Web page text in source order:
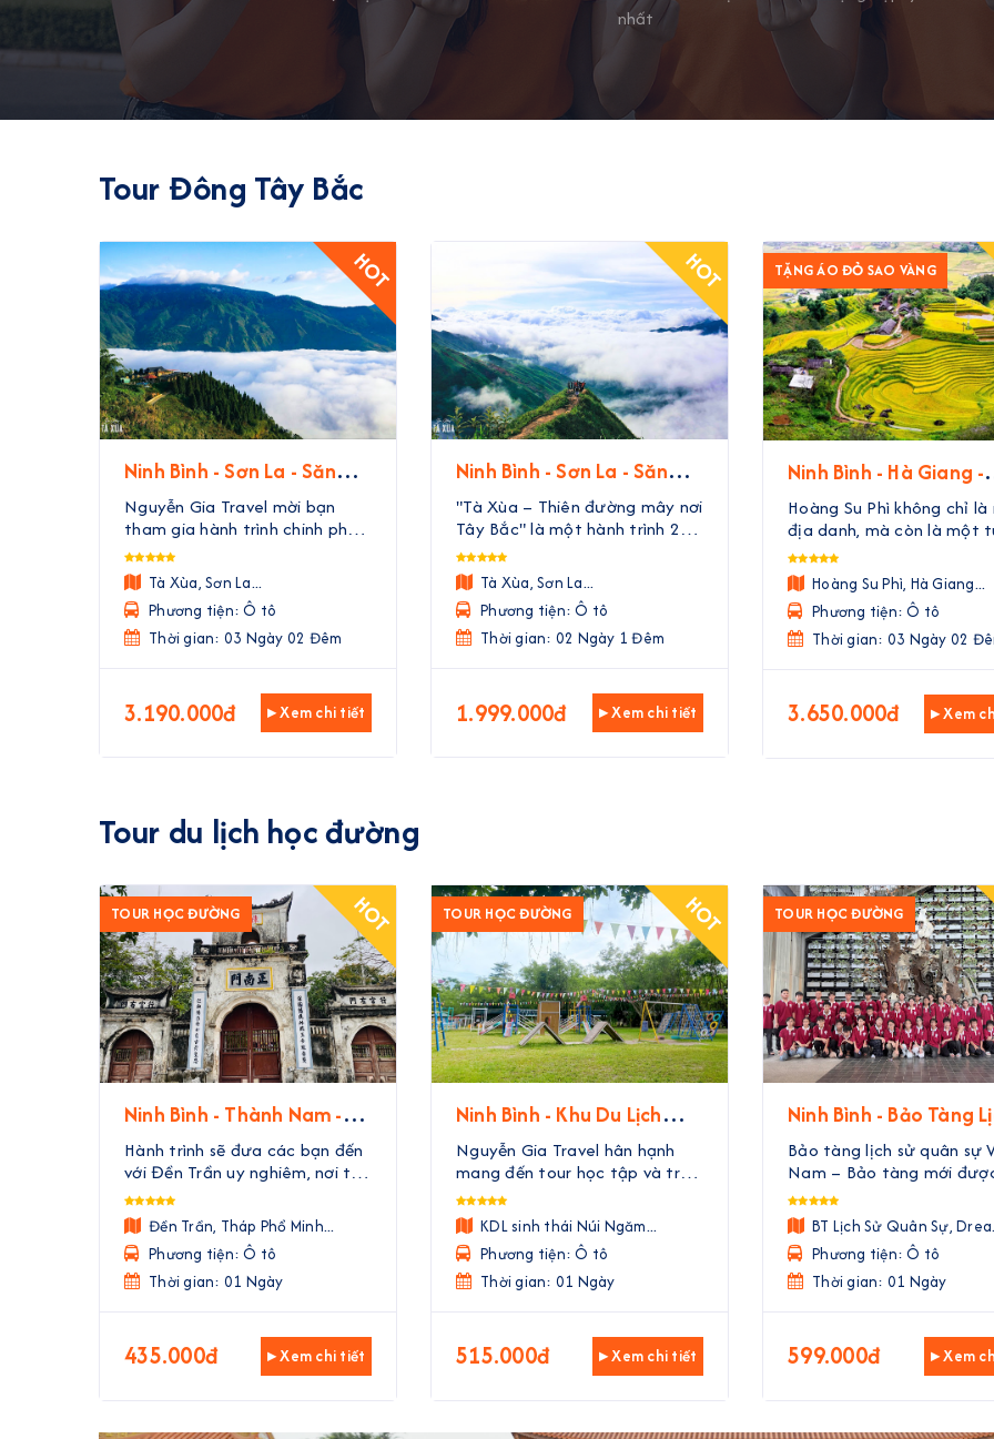
nhất
Tour Đông Tây Bắc
HOT
Ninh Bình - Sơn La - Săn
Mây Tà Xùa | 3 Ngày 2
Đêm
Nguyễn Gia Travel mời bạn
tham gia hành trình chinh phục
Tà Xùa – "Thiên đường mây"
huyền thoại của Tây Bắc. Trong
3 ngày 2 đêm, bạn sẽ được rời
xa phố thị ồn ào, đắm mình
trong biển mây bồng bềnh nh ...
Tà Xùa, Sơn La...
Phương tiện: Ô tô
Thời gian: 03 Ngày 02 Đêm
3.190.000đ ▸ Xem chi tiết
HOT
Ninh Bình - Sơn La - Săn
Mây Tà Xùa | 2 Ngày 1
Đêm
"Tà Xùa – Thiên đường mây nơi
Tây Bắc" là một hành trình 2
ngày 1 đêm được Nguyễn Gia
Travel thiết kế đặc biệt dành
cho những tâm hồn yêu thiên
nhiên và khao khát khám phá.
Rời xa khói bụi thành phố, ...
Tà Xùa, Sơn La...
Phương tiện: Ô tô
Thời gian: 02 Ngày 1 Đêm
1.999.000đ ▸ Xem chi tiết
TẶNG ÁO ĐỎ SAO VÀNG
Ninh Bình - Hà Giang -
Hoàng Su Phì Mùa Lúa
| 3 Ngày 2 Đêm
Hoàng Su Phì không chỉ
địa danh, mà còn là một
tác được tạo nên bởi bàn
của đồng bào các dân tộc
Dao, Nùng, La Chí. Mỗi độ
về, những thửa ruộng bậc
thang lại khoác lên mình
Hoàng Su Phì, Hà Giang...
Phương tiện: Ô tô
Thời gian: 03 Ngày 02
3.650.000đ ▸ Xem
Tour du lịch học đường
TOUR HỌC ĐƯỜNG HOT
Ninh Bình - Thành Nam -
Theo Dấu Chân Nhà Trần
Hành trình sẽ đưa các bạn đến
với Đền Trần uy nghiêm, nơi thờ
các vị vua đã ba lần đánh tan
quân Nguyên Mông. Tại đây,
các bạn sẽ được tận mắt thấy
những di tích, nghe những câu
chuyện về các vị tướn ...
Đền Trần, Tháp Phổ Minh...
Phương tiện: Ô tô
Thời gian: 01 Ngày
435.000đ ▸ Xem chi tiết
TOUR HỌC ĐƯỜNG HOT
Ninh Bình - Khu Du Lịch
Sinh Thái Núi Ngăm
Nguyễn Gia Travel hân hạnh
mang đến tour học tập và trải
nghiệm tại Khu du lịch sinh thái
Núi Ngăm, một hành trình vừa
học vừa chơi dành cho các bạn
học sinh. Đây không chỉ là một
chuyến đi dã ngoại ...
KDL sinh thái Núi Ngăm...
Phương tiện: Ô tô
Thời gian: 01 Ngày
515.000đ ▸ Xem chi tiết
TOUR HỌC ĐƯỜNG
Ninh Bình - Bảo Tàng
Sử Quân Sự Việt Nam
Tuần Châu Dream
Bảo tàng lịch sử quân sự
Nam – Bảo tàng mới
dựng với thiết kế hiện đại,
trúc không chỉ đơn thuần là
một công trình trưng bày
lịch sử chiến tranh, mà còn
một không gian chung ...
BT Lịch Sử Quân Sự,
Phương tiện: Ô tô
Thời gian: 01 Ngày
599.000đ ▸ Xem